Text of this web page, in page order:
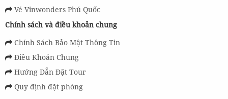
Vé Vinwonders Phú Quốc
Chính sách và điều khoản chung
Chính Sách Bảo Mật Thông Tin
Điều Khoản Chung
Hướng Dẫn Đặt Tour
Quy định đặt phòng